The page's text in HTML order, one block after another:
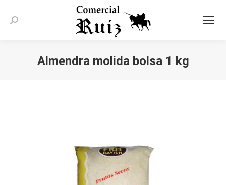
Buscar:
Almendra molida bolsa 1 kg